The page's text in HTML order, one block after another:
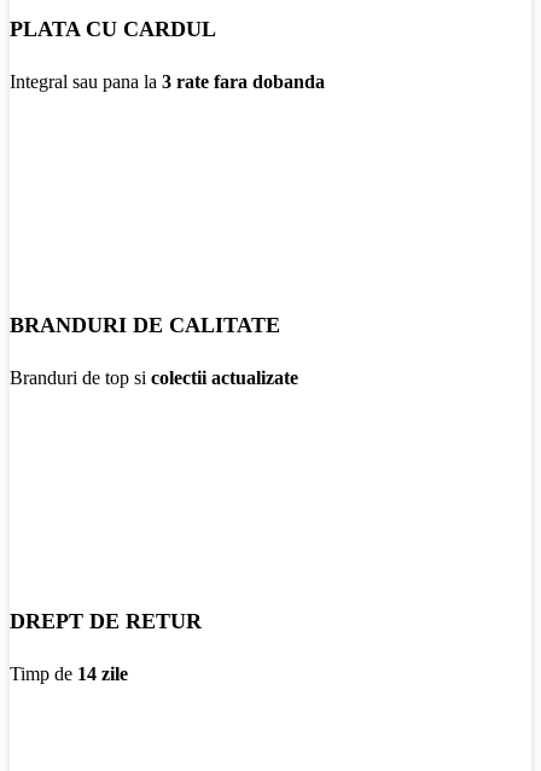
PLATA CU CARDUL
Integral sau pana la 3 rate fara dobanda
BRANDURI DE CALITATE
Branduri de top si colectii actualizate
DREPT DE RETUR
Timp de 14 zile